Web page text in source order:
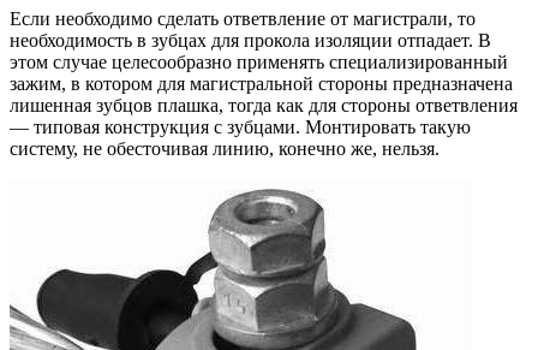
Если необходимо сделать ответвление от магистрали, то
необходимость в зубцах для прокола изоляции отпадает. В
этом случае целесообразно применять специализированный
зажим, в котором для магистральной стороны предназначена
лишенная зубцов плашка, тогда как для стороны ответвления
— типовая конструкция с зубцами. Монтировать такую
систему, не обесточивая линию, конечно же, нельзя.